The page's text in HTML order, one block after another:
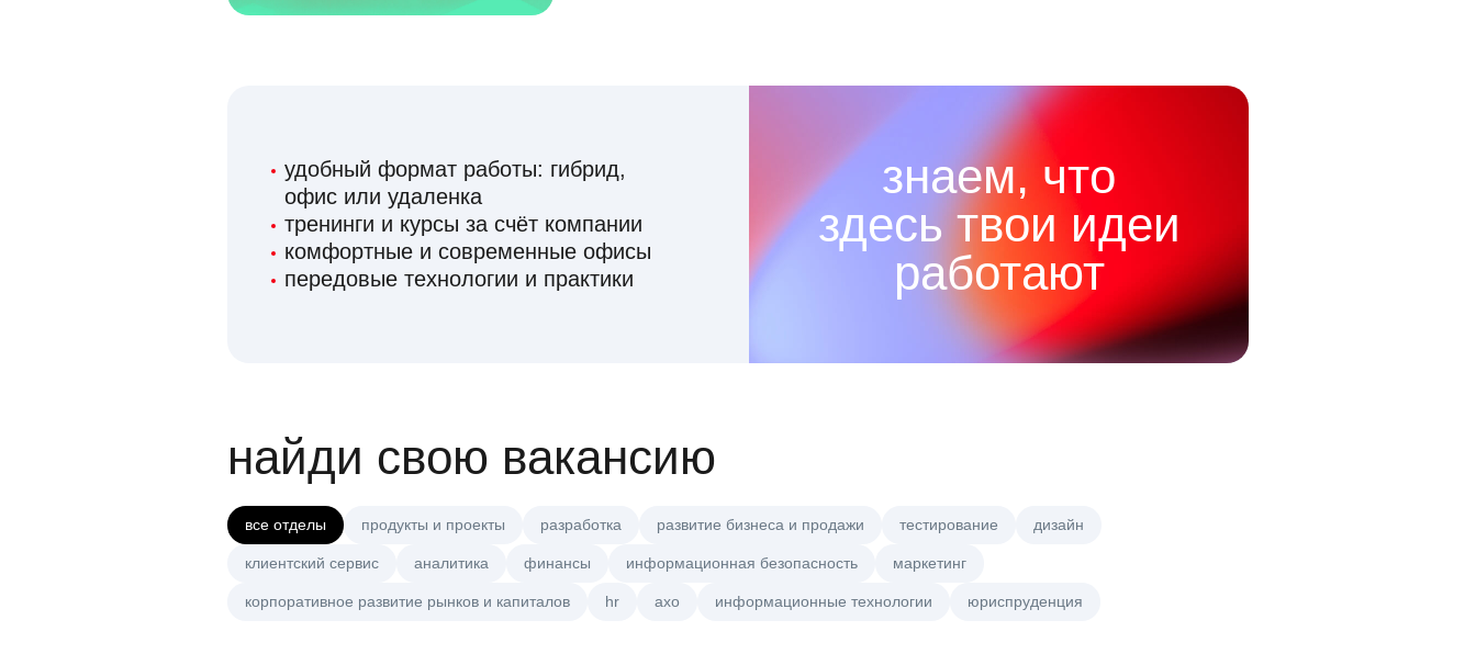
удобный формат работы: гибрид,
офис или удаленка
тренинги и курсы за счёт компании
комфортные и современные офисы
передовые технологии и практики
знаем, что
здесь твои идеи
работают
найди свою вакансию
все отделы продукты и проекты разработка развитие бизнеса и продажи тестирование дизайн
клиентский сервис аналитика финансы информационная безопасность маркетинг
корпоративное развитие рынков и капиталов hr axo информационные технологии юриспруденция